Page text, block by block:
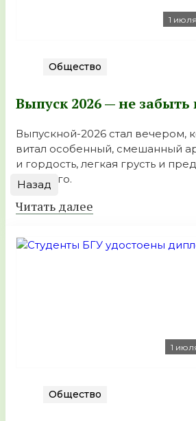
1
Общество
Выпуск 2026 — не забыть
Выпускной-2026 стал вечером,
витал особенный, смешанный
и гордость, легкая грусть и
будущего.
Читать далее
1
Общество
Назад